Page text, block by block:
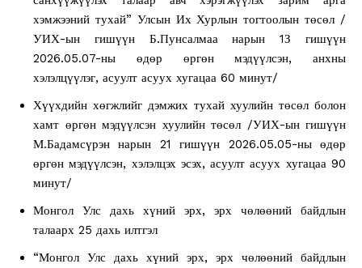
хэмжээний тухай” Улсын Их Хурлын тогтоолын төсөл /
УИХ-ын гишүүн Б.Пунсалмаа нарын 1З гишүүн
2026.05.07-ны өдөр өргөн мэдүүлсэн, анхны
хэлэлцүүлэг, асуулт асуух хугацаа 60 минут/
Хүүхдийн хөгжлийг дэмжих тухай хуулийн төсөл болон
хамт өргөн мэдүүлсэн хуулийн төсөл /УИХ-ын гишүүн
М.Бадамсүрэн нарын 21 гишүүн 2026.05.05-ны өдөр
өргөн мэдүүлсэн, хэлэлцэх эсэх, асуулт асуух хугацаа 90
минут/
Монгол Улс дахь хүний эрх, эрх чөлөөний байдлын
талаарх 25 дахь илтгэл
“Монгол Улс дахь хүний эрх, эрх чөлөөний байдлын